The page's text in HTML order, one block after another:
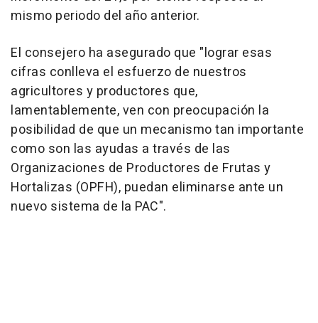
mismo periodo del año anterior.
El consejero ha asegurado que "lograr esas
cifras conlleva el esfuerzo de nuestros
agricultores y productores que,
lamentablemente, ven con preocupación la
posibilidad de que un mecanismo tan importante
como son las ayudas a través de las
Organizaciones de Productores de Frutas y
Hortalizas (OPFH), puedan eliminarse ante un
nuevo sistema de la PAC".